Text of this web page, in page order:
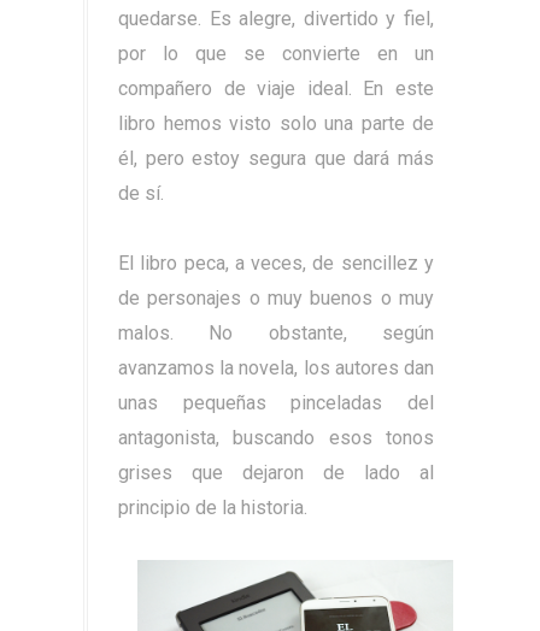
quedarse. Es alegre, divertido y fiel,
por lo que se convierte en un
compañero de viaje ideal. En este
libro hemos visto solo una parte de
él, pero estoy segura que dará más
de sí.
El libro peca, a veces, de sencillez y
de personajes o muy buenos o muy
malos. No obstante, según
avanzamos la novela, los autores dan
unas pequeñas pinceladas del
antagonista, buscando esos tonos
grises que dejaron de lado al
principio de la historia.